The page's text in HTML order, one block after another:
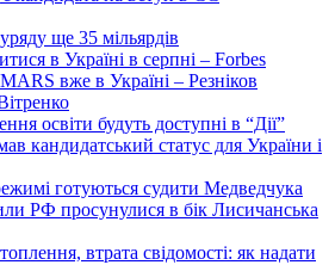
ще 35 мільярдів
в Україні в серпні – Forbes
вже в Україні – Резніков
освіти будуть доступні в “Дії”
кандидатський статус для України і
готуються судити Медведчука
РФ просунулися в бік Лисичанська
втрата свідомості: як надати